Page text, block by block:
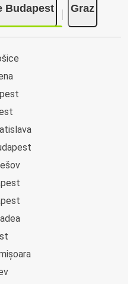
Budapest Graz